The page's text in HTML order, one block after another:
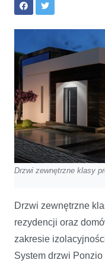
Drzwi zewnętrzne klasy
Drzwi zewnętrzne
rezydencji oraz
zakresie
System drzwi